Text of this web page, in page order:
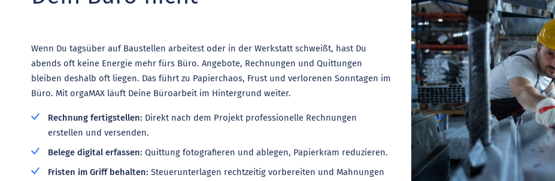
Wenn Du tagsüber auf Baustellen arbeitest oder in der Werkstatt schweißt, hast Du
abends oft keine Energie mehr fürs Büro. Angebote, Rechnungen und Quittungen
bleiben deshalb oft liegen. Das führt zu Papierchaos, Frust und verlorenen Sonntagen im
Büro. Mit orgaMAX läuft Deine Büroarbeit im Hintergrund weiter.
Rechnung fertigstellen: Direkt nach dem Projekt professionelle Rechnungen
erstellen und versenden.
Belege digital erfassen: Quittung fotografieren und ablegen, Papierkram reduzieren.
Fristen im Griff behalten: Steuerunterlagen rechtzeitig vorbereiten und Mahnungen